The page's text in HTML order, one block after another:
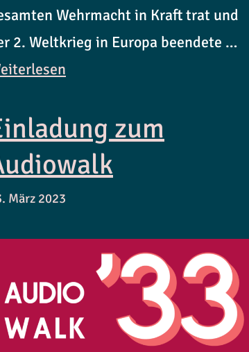
Wehrmacht in Kraft trat und
2. Weltkrieg in Europa beendete …
zum
März 2023